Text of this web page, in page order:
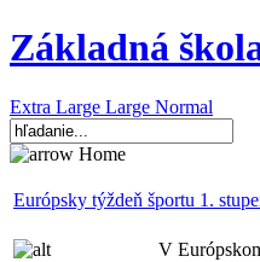
Základná
Extra Large Large Normal
Home
Európsky týždeň športu 1.
V